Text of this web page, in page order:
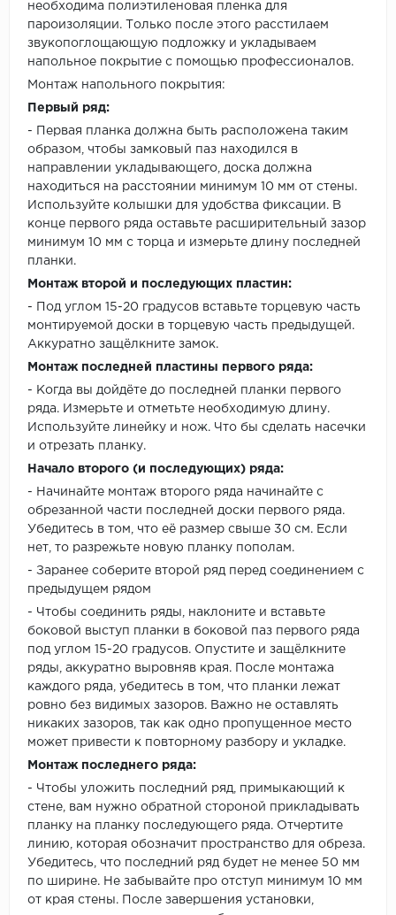
необходима полиэтиленовая пленка для
пароизоляции. Только после этого расстилаем
звукопоглощающую подложку и укладываем
напольное покрытие с помощью профессионалов.
Монтаж напольного покрытия:
Первый ряд:
- Первая планка должна быть расположена таким
образом, чтобы замковый паз находился в
направлении укладывающего, доска должна
находиться на расстоянии минимум 10 мм от стены.
Используйте колышки для удобства фиксации. В
конце первого ряда оставьте расширительный зазор
минимум 10 мм с торца и измерьте длину последней
планки.
Монтаж второй и последующих пластин:
- Под углом 15-20 градусов вставьте торцевую часть
монтируемой доски в торцевую часть предыдущей.
Аккуратно защёлкните замок.
Монтаж последней пластины первого ряда:
- Когда вы дойдёте до последней планки первого
ряда. Измерьте и отметьте необходимую длину.
Используйте линейку и нож. Что бы сделать насечки
и отрезать планку.
Начало второго (и последующих) ряда:
- Начинайте монтаж второго ряда начинайте с
обрезанной части последней доски первого ряда.
Убедитесь в том, что её размер свыше 30 см. Если
нет, то разрежьте новую планку пополам.
- Заранее соберите второй ряд перед соединением с
предыдущем рядом
- Чтобы соединить ряды, наклоните и вставьте
боковой выступ планки в боковой паз первого ряда
под углом 15-20 градусов. Опустите и защёлкните
ряды, аккуратно выровняв края. После монтажа
каждого ряда, убедитесь в том, что планки лежат
ровно без видимых зазоров. Важно не оставлять
никаких зазоров, так как одно пропущенное место
может привести к повторному разбору и укладке.
Монтаж последнего ряда:
- Чтобы уложить последний ряд, примыкающий к
стене, вам нужно обратной стороной прикладывать
планку на планку последующего ряда. Отчертите
линию, которая обозначит пространство для обреза.
Убедитесь, что последний ряд будет не менее 50 мм
по ширине. Не забывайте про отступ минимум 10 мм
от края стены. После завершения установки,